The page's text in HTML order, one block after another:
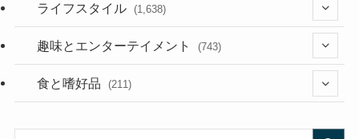
(187)
(118)
(181)
ライフスタイル (1,638)
(394)
(282)
趣味とエンターテイメント (743)
(56)
食と嗜好品 (211)